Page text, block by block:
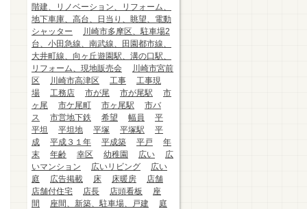
階建、リノベーション、リフォーム、
地下車庫、高台、日当り、眺望、電動
シャッター
川崎市多摩区、駐車場2
台、小田急線、南武線、田園都市線、
大井町線、向ヶ丘遊園駅、溝の口駅、
リフォーム、現地販売会
川崎市宮前
区
川崎市高津区 工事
工事現
場
工務店 市が尾 市が尾駅
市
ヶ尾
市ケ尾町 市ヶ尾駅
市バ
ス
市営地下鉄 希望 幅員
平
平坦
平坦地 平塚 平塚駅
平
成
平成３１年 平成築 平戸
年
末
年齢 幸区 幼稚園 広い
広
いマンション
広いリビング
広い
庭
広告掲載 床 床暖房
店舗
店舗付住宅
店長 店頭看板
座
間
座間、新築、駐車場、戸建
庭